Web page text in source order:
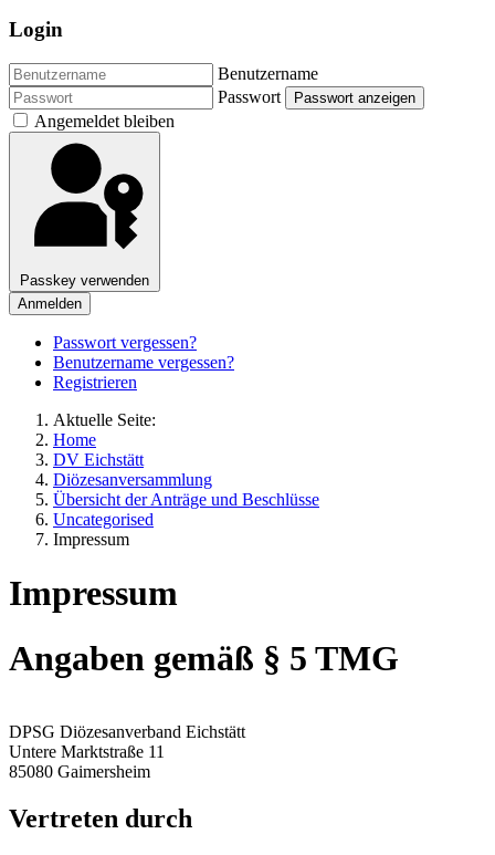
Login
Benutzername
Passwort
Passwort anzeigen
Angemeldet bleiben
Passkey verwenden
Anmelden
Passwort vergessen?
Benutzername vergessen?
Registrieren
Aktuelle Seite:
Home
DV Eichstätt
Diözesanversammlung
Übersicht der Anträge und Beschlüsse
Uncategorised
Impressum
Impressum
Angaben gemäß § 5 TMG
DPSG Diözesanverband Eichstätt
Untere Marktstraße 11
85080 Gaimersheim
Vertreten durch